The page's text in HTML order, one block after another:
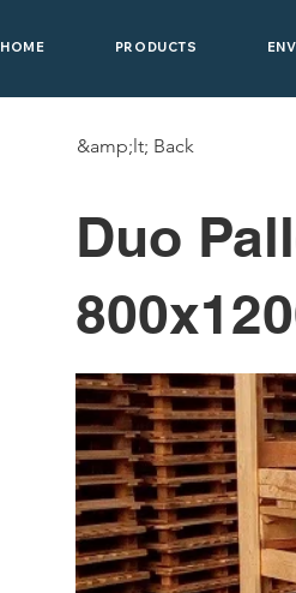
HOME PRODUCTS
&amp;lt; Back
Duo